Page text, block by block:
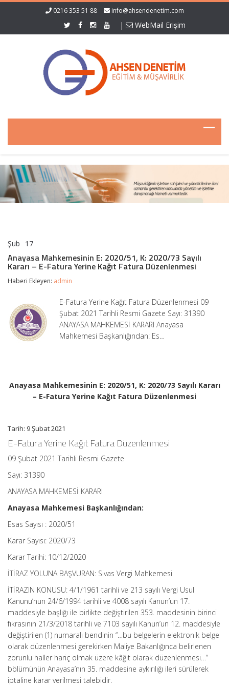
0216 353 51 88 info@ahsendenetim.com
| WebMail Erişim
Şub 17
E:
2020/51,
K:
Kararı
–
E-
Fatura
Yerine
Anayasa Mahkemesinin E: 2020/51, K: 2020/73 Sayılı
Kararı – E-Fatura Yerine Kağıt Fatura Düzenlenmesi
Haberi Ekleyen: admin
E-Fatura Yerine Kağıt Fatura Düzenlenmesi 09
Şubat 2021 Tarihli Resmi Gazete Sayı: 31390
ANAYASA MAHKEMESİ KARARI Anayasa
Mahkemesi Başkanlığından: Es…
Anayasa Mahkemesinin E: 2020/51, K: 2020/73 Sayılı Kararı
– E-Fatura Yerine Kağıt Fatura Düzenlenmesi
Tarih: 9 Şubat 2021
E-Fatura Yerine Kağıt Fatura Düzenlenmesi
09 Şubat 2021 Tarihli Resmi Gazete
Sayı: 31390
ANAYASA MAHKEMESİ KARARI
Anayasa Mahkemesi Başkanlığından:
Esas Sayısı : 2020/51
Karar Sayısı: 2020/73
Karar Tarihi: 10/12/2020
İTİRAZ YOLUNA BAŞVURAN: Sivas Vergi Mahkemesi
İTİRAZIN KONUSU: 4/1/1961 tarihli ve 213 sayılı Vergi Usul
Kanunu’nun 24/6/1994 tarihli ve 4008 sayılı Kanun’un 17.
maddesiyle başlığı ile birlikte değiştirilen 353. maddesinin birinci
fıkrasının 21/3/2018 tarihli ve 7103 sayılı Kanun’un 12. maddesiyle
değiştirilen (1) numaralı bendinin “…bu belgelerin elektronik belge
olarak düzenlenmesi gerekirken Maliye Bakanlığınca belirlenen
zorunlu haller hariç olmak üzere kâğıt olarak düzenlenmesi…”
bölümünün Anayasa’nın 35. maddesine aykırılığı ileri sürülerek
iptaline karar verilmesi talebidir.